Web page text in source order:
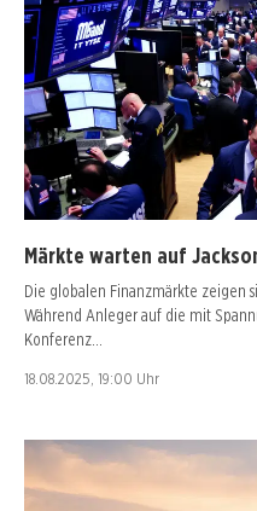
Märkte warten auf
Die globalen Finanzmärkte zeigen
Während Anleger auf die mit
Konferenz…
18.08.2025, 19:00 Uhr